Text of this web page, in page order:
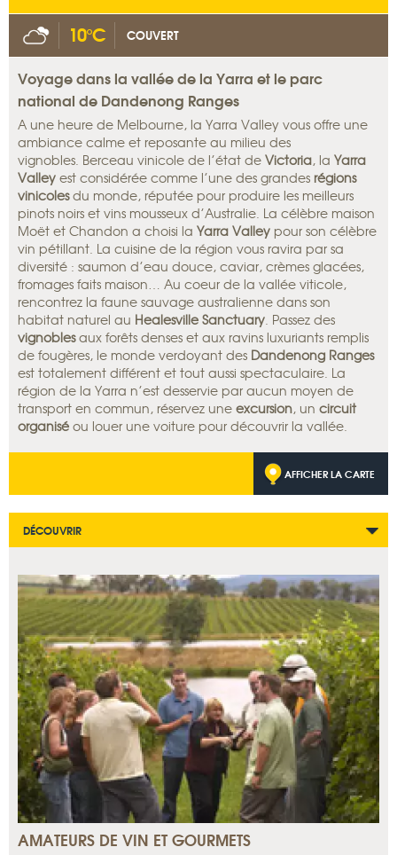
10°C COUVERT
Voyage dans la vallée de la Yarra et le parc
national de Dandenong Ranges
A une heure de Melbourne, la Yarra Valley vous offre une
ambiance calme et reposante au milieu des
vignobles. Berceau vinicole de l’état de Victoria, la Yarra
Valley est considérée comme l’une des grandes régions
vinicolesdu monde, réputée pour produire les meilleurs
pinots noirs et vins mousseux d’Australie. La célèbre maison
Moët et Chandon a choisi la Yarra Valley pour son célèbre
vin pétillant. La cuisine de la région vous ravira par sa
diversité : saumon d’eau douce, caviar, crèmes glacées,
fromages faits maison… Au coeur de la vallée viticole,
rencontrez la faune sauvage australienne dans son
habitat naturel au Healesville Sanctuary. Passez des
vignoblesaux forêts denses et aux ravins luxuriants remplis
de fougères, le monde verdoyant des Dandenong Ranges
est totalement différent et tout aussi spectaculaire. La
région de la Yarra n’est desservie par aucun moyen de
transport en commun, réservez une excursion, un circuit
organisé ou louer une voiture pour découvrir la vallée.
AFFICHER LA CARTE
DÉCOUVRIR
AMATEURS DE VIN ET GOURMETS